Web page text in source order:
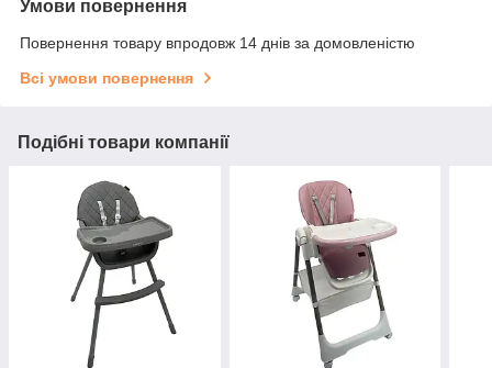
Умови повернення
Повернення товару впродовж 14 днів за домовленістю
Всі умови повернення
Подібні товари компанії